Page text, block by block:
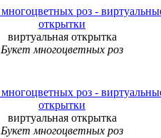
виртуальная открытка
Букет многоцветных роз
виртуальная открытка
Букет многоцветных роз